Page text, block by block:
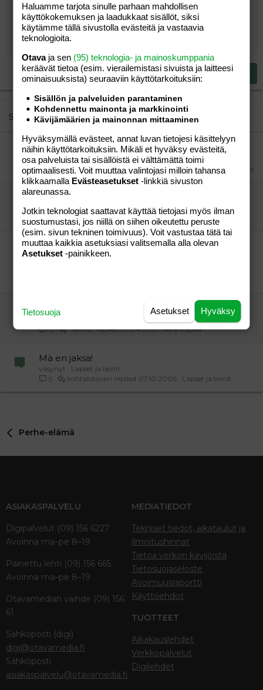
Järjestämätön lista
Suurenna sisennystä
Fontin koko
9
10
12
15
18
22
26
TekstiväriKirjasintyyli
Arial
Book Antiqua
Georgia
Tahoma
Times New Roman
Trebuchet MS
YliviivaaAlleviivattu
Rivinsisäinen koodi
Rivinsisäinen spoiler
Tasaus Tasaa vasemmalle
Keskitä
Justify text
Paragraph format
Normal
Heading 1
Heading 2
Heading 3
LainausLisää video/media
Lisää taulukko
Insert horizontal line
SpoilerKoodi
Tee uudelleen
BBCode-näkymä
Poista muotoilu
LuonnoksetTallenna luonnos
Poista luonnos
Kirjoita vastaus...
Lähetä vastaus
Similar threads
Tiedätkö miltä masennus tuntuu?
azuca
Aihe vapaa
44
Aihe vapaa
05.04.2014
Rempseät roiskeläpät
hirveä anoppi!!
äiti() Perhe-elämä
13
Perhe-elämä
25.11.2010
lolu
Mies on koti-isä: makaa aamuisin pitkään; lapset
sotkevat ja kitisevät...
Siivouspäivä
"Jenna"
0
Aihe vapaa
22.04.2013
"Jenna"
Mä en jaksa!
väsynyt
Lapset ja teinit
9
Lapset ja teinit
07.10.2006
kohtalotoveri
Perhe-elämä
ASIAKASPALVELU
Digipalvelut (09) 156 6227
Avoinna ma–pe 8–19
Painettu lehti (09) 156 665
Avoinna ma–pe 8–19
Otavamedian vaihde (09) 156
61
Sähköposti (digi)
digi@otavamedia.fi
Sähköposti
asiakaspalvelu@otavamedia.fi
MEDIATIEDOT
Tekniset tiedot, aikataulut ja
ilmoitushinnat
Tietoa verkon kävijöistä
Tietosuojaseloste
Avoimuusraportti
Käyttöehdot
TUOTTEET
Aikakauslehdet
Verkkopalvelut
Digilehdet
Haluamme tarjota sinulle parhaan mahdollisen
käyttökokemuksen ja laadukkaat sisällöt, siksi
käytämme tällä sivustolla evästeitä ja vastaavia
teknologioita.
Otavaja sen (95) teknologia- ja mainoskumppania
keräävät tietoa (esim. vierailemis­tasi sivuista ja laitteesi
ominaisuuk­sista) seuraaviin käyttötarkoituksiin:
Sisällön ja palveluiden parantaminen
Kohdennettu mainonta ja markkinointi
Kävijämäärien ja mainonnan mittaaminen
Hyväksymällä evästeet, annat luvan tietojesi käsittelyyn
näihin käyttötarkoituksiin. Mikäli et hyväksy evästeitä,
osa palveluista tai sisällöistä ei välttämättä toimi
optimaalisesti. Voit muuttaa valintojasi milloin tahansa
klikkaamalla Evästeasetukset -linkkiä sivuston
alareunassa.
Jotkin teknologiat saattavat käyttää tietojasi myös ilman
suostumustasi, jos niillä on siihen oikeutettu peruste
(esim. sivun tekninen toimivuus). Voit vastustaa tätä tai
muuttaa kaikkia asetuksiasi valitsemalla alla olevan
Asetukset -painikkeen.
Hyväksy
Asetukset
Tietosuoja